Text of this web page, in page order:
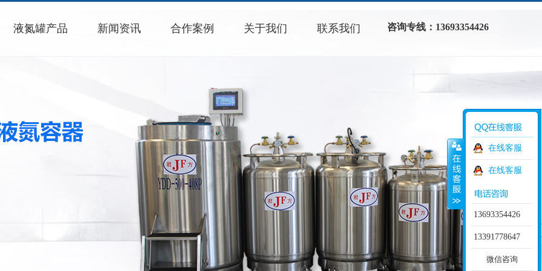
液氮罐产品 新闻资讯 合作案例 关于我们 联系我们 咨询专线：13693354426
在线客服
在线客服
13693354426
13391778647
微信咨询